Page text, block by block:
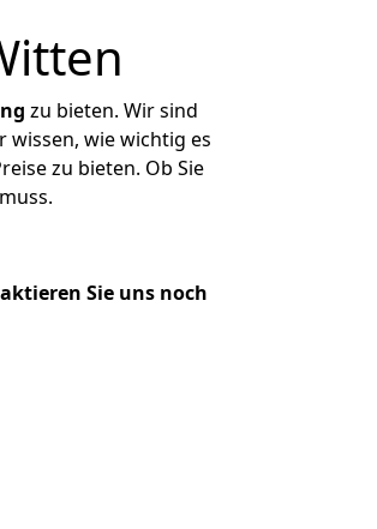
zu bieten. Wir sind
wissen, wie wichtig es
zu bieten. Ob Sie
Sie uns noch